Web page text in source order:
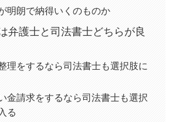
明朗で納得いくのものか
弁護士と司法書士どちらが良
理をするなら司法書士も選択肢に
金請求をするなら司法書士も選択
る